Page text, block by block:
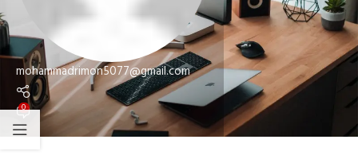
mohammadrimon5077@gmail.com
0